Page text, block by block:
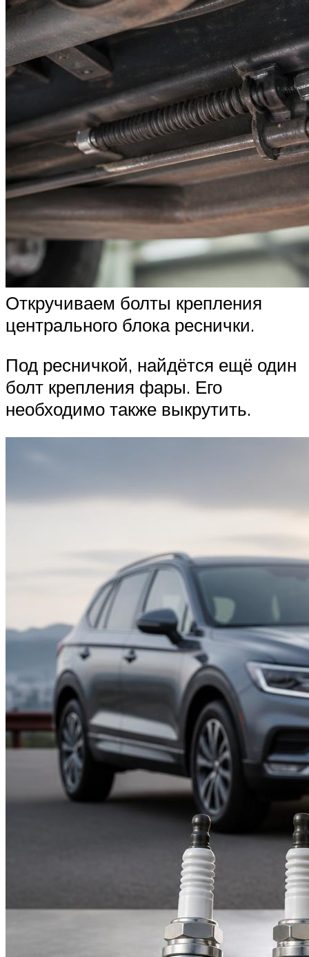
Откручиваем болты крепления
центрального блока реснички.
Под ресничкой, найдётся ещё один
болт крепления фары. Его
необходимо также выкрутить.